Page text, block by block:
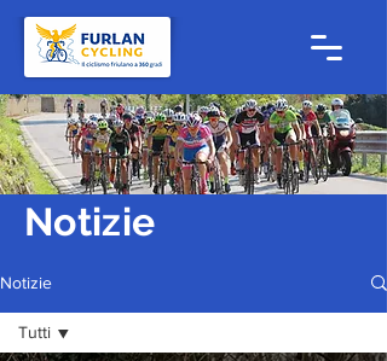
Notizie
Notizie
Tutti